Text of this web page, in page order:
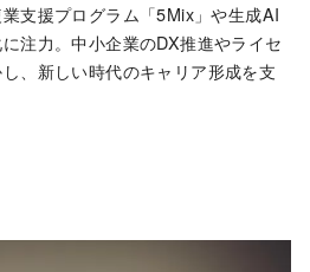
支援プログラム「5Mix」や生成AI
注力。中小企業のDX推進やライセ
、新しい時代のキャリア形成を支